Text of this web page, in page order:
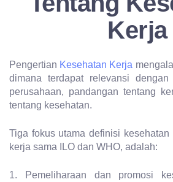
Kerja
Pengertian Kesehatan Kerja
dimana terdapat relevansi dengan
perusahaan, pandangan tentang
tentang kesehatan.
Tiga fokus utama definisi kesehatan
kerja sama ILO dan WHO, adalah:
1. Pemeliharaan dan promosi